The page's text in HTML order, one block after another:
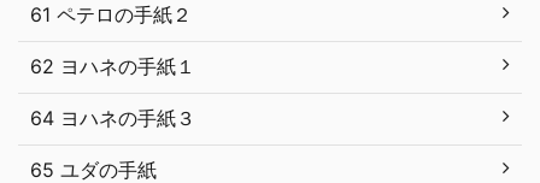
61 ペテロの手紙２
62 ヨハネの手紙１
64 ヨハネの手紙３
65 ユダの手紙